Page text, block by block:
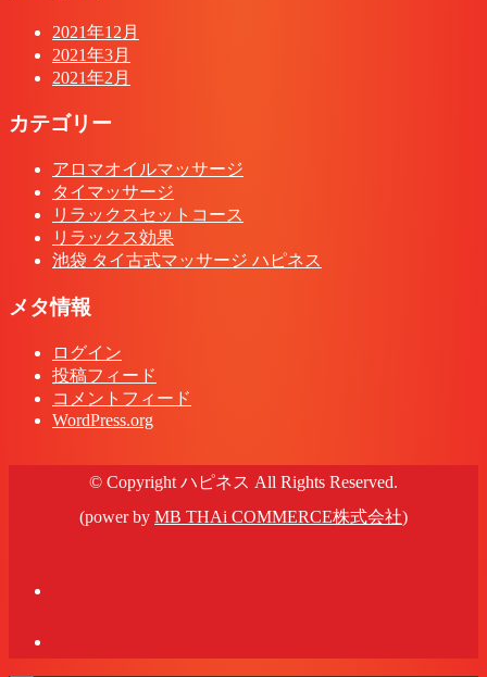
2021年12月
2021年3月
2021年2月
カテゴリー
アロマオイルマッサージ
タイマッサージ
リラックスセットコース
リラックス効果
池袋 タイ古式マッサージ ハピネス
メタ情報
ログイン
投稿フィード
コメントフィード
WordPress.org
© Copyright ハピネス All Rights Reserved.
(power by MB THAi COMMERCE株式会社)